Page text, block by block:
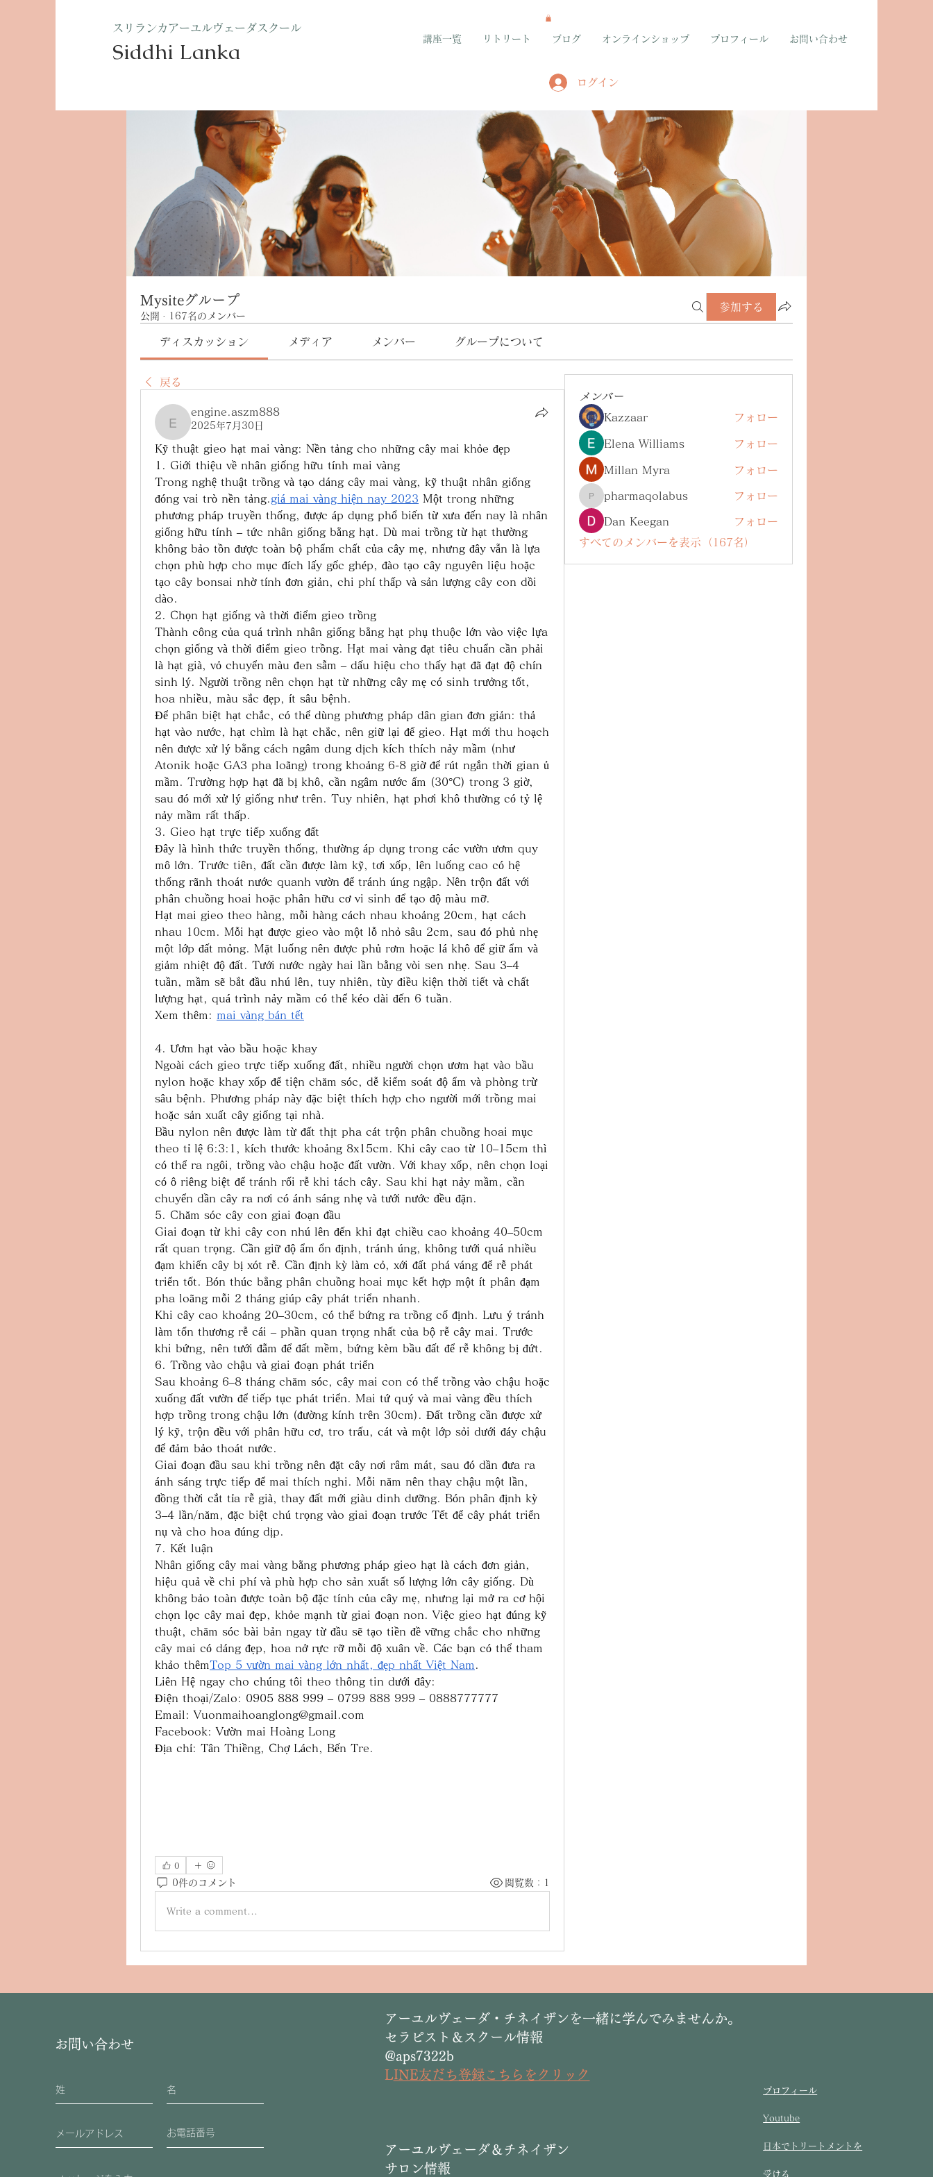
​スリランカアーユルヴェーダスクール
Siddhi Lanka​ 講座一覧 リトリート ブログ オンラインショップ プロフィール お問い合わせ
ログイン
Mysiteグループ
公開 · 167名のメンバー
参加する
ディスカッション メディア メンバー グループについて
戻る
engine.aszm888
engine.aszm888
2025年7月30日
Kỹ thuật gieo hạt mai vàng: Nền tảng cho những cây mai khỏe đẹp
1. Giới thiệu về nhân giống hữu tính mai vàng
Trong nghệ thuật trồng và tạo dáng cây mai vàng, kỹ thuật nhân giống
đóng vai trò nền tảng. giá mai vàng hiện nay 2023 Một trong những
phương pháp truyền thống, được áp dụng phổ biến từ xưa đến nay là nhân
giống hữu tính – tức nhân giống bằng hạt. Dù mai trồng từ hạt thường
không bảo tồn được toàn bộ phẩm chất của cây mẹ, nhưng đây vẫn là lựa
chọn phù hợp cho mục đích lấy gốc ghép, đào tạo cây nguyên liệu hoặc
tạo cây bonsai nhờ tính đơn giản, chi phí thấp và sản lượng cây con dồi
dào.
2. Chọn hạt giống và thời điểm gieo trồng
Thành công của quá trình nhân giống bằng hạt phụ thuộc lớn vào việc lựa
chọn giống và thời điểm gieo trồng. Hạt mai vàng đạt tiêu chuẩn cần phải
là hạt già, vỏ chuyển màu đen sẫm – dấu hiệu cho thấy hạt đã đạt độ chín
sinh lý. Người trồng nên chọn hạt từ những cây mẹ có sinh trưởng tốt,
hoa nhiều, màu sắc đẹp, ít sâu bệnh.
Để phân biệt hạt chắc, có thể dùng phương pháp dân gian đơn giản: thả
hạt vào nước, hạt chìm là hạt chắc, nên giữ lại để gieo. Hạt mới thu hoạch
nên được xử lý bằng cách ngâm dung dịch kích thích nảy mầm (như
Atonik hoặc GA3 pha loãng) trong khoảng 6-8 giờ để rút ngắn thời gian ủ
mầm. Trường hợp hạt đã bị khô, cần ngâm nước ấm (30°C) trong 3 giờ,
sau đó mới xử lý giống như trên. Tuy nhiên, hạt phơi khô thường có tỷ lệ
nảy mầm rất thấp.
3. Gieo hạt trực tiếp xuống đất
Đây là hình thức truyền thống, thường áp dụng trong các vườn ươm quy
mô lớn. Trước tiên, đất cần được làm kỹ, tơi xốp, lên luống cao có hệ
thống rãnh thoát nước quanh vườn để tránh úng ngập. Nên trộn đất với
phân chuồng hoai hoặc phân hữu cơ vi sinh để tạo độ màu mỡ.
Hạt mai gieo theo hàng, mỗi hàng cách nhau khoảng 20cm, hạt cách
nhau 10cm. Mỗi hạt được gieo vào một lỗ nhỏ sâu 2cm, sau đó phủ nhẹ
một lớp đất mỏng. Mặt luống nên được phủ rơm hoặc lá khô để giữ ẩm và
giảm nhiệt độ đất. Tưới nước ngày hai lần bằng vòi sen nhẹ. Sau 3–4
tuần, mầm sẽ bắt đầu nhú lên, tuy nhiên, tùy điều kiện thời tiết và chất
lượng hạt, quá trình nảy mầm có thể kéo dài đến 6 tuần.
Xem thêm: mai vàng bán tết
4. Ươm hạt vào bầu hoặc khay
Ngoài cách gieo trực tiếp xuống đất, nhiều người chọn ươm hạt vào bầu
nylon hoặc khay xốp để tiện chăm sóc, dễ kiểm soát độ ẩm và phòng trừ
sâu bệnh. Phương pháp này đặc biệt thích hợp cho người mới trồng mai
hoặc sản xuất cây giống tại nhà.
Bầu nylon nên được làm từ đất thịt pha cát trộn phân chuồng hoai mục
theo tỉ lệ 6:3:1, kích thước khoảng 8x15cm. Khi cây cao từ 10–15cm thì
có thể ra ngôi, trồng vào chậu hoặc đất vườn. Với khay xốp, nên chọn loại
có ô riêng biệt để tránh rối rễ khi tách cây. Sau khi hạt nảy mầm, cần
chuyển dần cây ra nơi có ánh sáng nhẹ và tưới nước đều đặn.
5. Chăm sóc cây con giai đoạn đầu
Giai đoạn từ khi cây con nhú lên đến khi đạt chiều cao khoảng 40–50cm
rất quan trọng. Cần giữ độ ẩm ổn định, tránh úng, không tưới quá nhiều
đạm khiến cây bị xót rễ. Cần định kỳ làm cỏ, xới đất phá váng để rễ phát
triển tốt. Bón thúc bằng phân chuồng hoai mục kết hợp một ít phân đạm
pha loãng mỗi 2 tháng giúp cây phát triển nhanh.
Khi cây cao khoảng 20–30cm, có thể bứng ra trồng cố định. Lưu ý tránh
làm tổn thương rễ cái – phần quan trọng nhất của bộ rễ cây mai. Trước
khi bứng, nên tưới đẫm để đất mềm, bứng kèm bầu đất để rễ không bị đứt.
6. Trồng vào chậu và giai đoạn phát triển
Sau khoảng 6–8 tháng chăm sóc, cây mai con có thể trồng vào chậu hoặc
xuống đất vườn để tiếp tục phát triển. Mai tứ quý và mai vàng đều thích
hợp trồng trong chậu lớn (đường kính trên 30cm). Đất trồng cần được xử
lý kỹ, trộn đều với phân hữu cơ, tro trấu, cát và một lớp sỏi dưới đáy chậu
để đảm bảo thoát nước.
Giai đoạn đầu sau khi trồng nên đặt cây nơi râm mát, sau đó dần đưa ra
ánh sáng trực tiếp để mai thích nghi. Mỗi năm nên thay chậu một lần,
đồng thời cắt tỉa rễ già, thay đất mới giàu dinh dưỡng. Bón phân định kỳ
3–4 lần/năm, đặc biệt chú trọng vào giai đoạn trước Tết để cây phát triển
nụ và cho hoa đúng dịp.
7. Kết luận
Nhân giống cây mai vàng bằng phương pháp gieo hạt là cách đơn giản,
hiệu quả về chi phí và phù hợp cho sản xuất số lượng lớn cây giống. Dù
không bảo toàn được toàn bộ đặc tính của cây mẹ, nhưng lại mở ra cơ hội
chọn lọc cây mai đẹp, khỏe mạnh từ giai đoạn non. Việc gieo hạt đúng kỹ
thuật, chăm sóc bài bản ngay từ đầu sẽ tạo tiền đề vững chắc cho những
cây mai có dáng đẹp, hoa nở rực rỡ mỗi độ xuân về. Các bạn có thể tham
khảo thêmTop 5 vườn mai vàng lớn nhất, đẹp nhất Việt Nam
Liên Hệ ngay cho chúng tôi theo thông tin dưới đây:
Điện thoại/Zalo: 0905 888 999 – 0799 888 999 – 0888777777
Email: Vuonmaihoanglong@gmail.com
Facebook: Vườn mai Hoàng Long
Địa chỉ: Tân Thiềng, Chợ Lách, Bến Tre.
0
0件のコメント 閲覧数：1
Write a comment...
メンバー
Kazzaar
フォロー
Elena Williams フォロー
Millan Myra フォロー
pharmaqolabus
pharmaqolabus フォロー
Dan Keegan
フォロー
すべてのメンバーを表示（167名）
お問い合わせ
​アーユルヴェーダ・チネイザンを一緒に学んでみませんか。
セラピスト＆スクール情報
@aps7322b
LINE友だち登録こちらをクリック
​アーユルヴェーダ＆チネイザン
サロン情報
プロフィール
Youtube
​日本でトリートメントを
受ける​